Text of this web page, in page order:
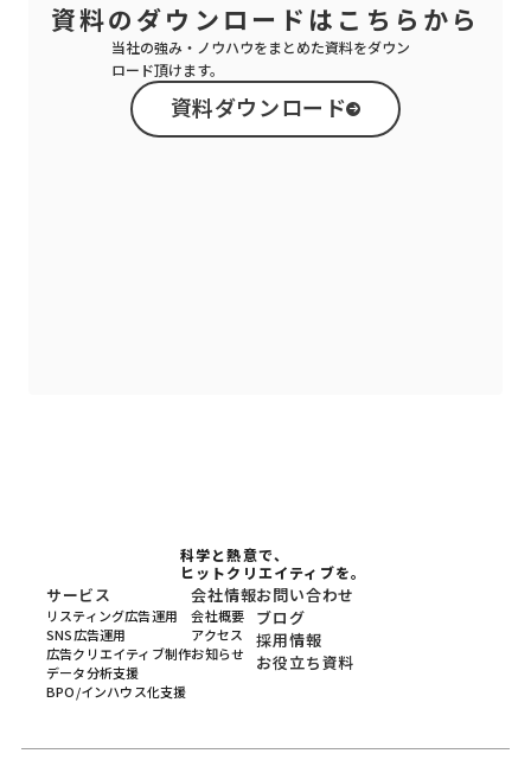
資料のダウンロードは こちらから
当社の強み・ノウハウをまとめた資料をダウン
ロード頂けます。
資料ダウンロード
科学と熱意で、
ヒットクリエイティブを。
サービス
リスティング広告運用
SNS広告運用
広告クリエイティブ制作
データ分析支援
BPO/インハウス化支援
会社情報
会社概要
アクセス
お知らせ
お問い合わせ
ブログ
採用情報
お役立ち資料